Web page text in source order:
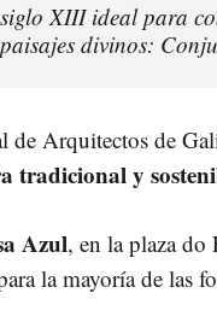
XIII ideal para
divinos:
Arquitectos de
tradicional y
Azul, en la plaza do
la mayoría de las